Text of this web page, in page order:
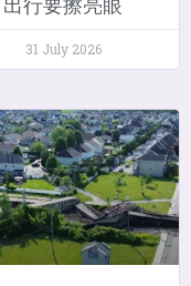
出行要擦亮眼
31 July 2026